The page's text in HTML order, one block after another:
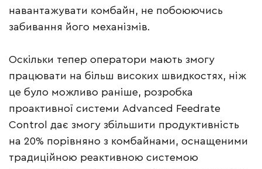
навантажувати комбайн, не побоюючись
забивання його механізмів.
Оскільки тепер оператори мають змогу
працювати на більш високих швидкостях, ніж
це було можливо раніше, розробка
проактивної системи Advanced Feedrate
Control дає змогу збільшити продуктивність
на 20% порівняно з комбайнами, оснащеними
традиційною реактивною системою